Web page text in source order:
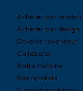
Acheter par produit
Acheter par design
Devenir revendeur
Collaborer
Notre histoire
Nos produits